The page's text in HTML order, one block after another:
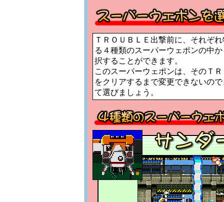
ＴＲＯＵＢＬＥ出撃前に、それぞ
る４種類のスーパーウェポンの中
択することができます。
このスーパーウェポンは、そのＴ
をクリアするまで変更できないの
て選びましょう。